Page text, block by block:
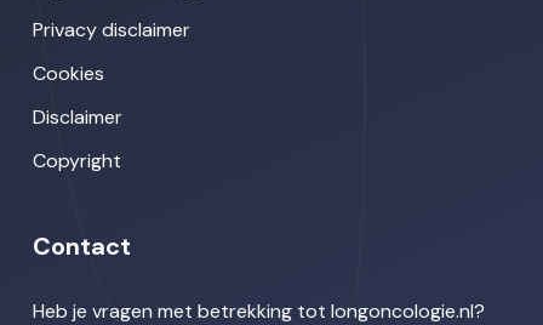
Privacy disclaimer
Cookies
Disclaimer
Copyright
Contact
Heb je vragen met betrekking tot longoncologie.nl?